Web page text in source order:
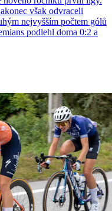
však odvraceli
nejvyšším počtem gólů
podlehl doma 0:2 a